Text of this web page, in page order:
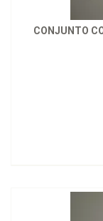
CONJUNTO